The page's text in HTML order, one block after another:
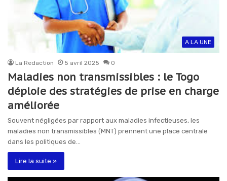
A LA UNE
La Redaction 5 avril 2025 0
Maladies non transmissibles : le Togo
déploie des stratégies de prise en charge
améliorée
Souvent négligées par rapport aux maladies infectieuses, les
maladies non transmissibles (MNT) prennent une place centrale
dans les politiques de…
Lire la suite »